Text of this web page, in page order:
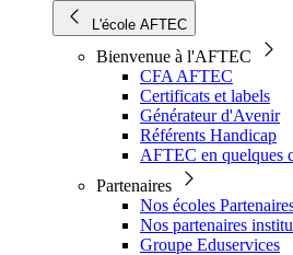
L'école AFTEC
Bienvenue à l'AFTEC
CFA AFTEC
Certificats et labels
Générateur d'Avenir
Référents Handicap
AFTEC en quelques
Partenaires
Nos écoles
Nos partenaires
Groupe Eduservices